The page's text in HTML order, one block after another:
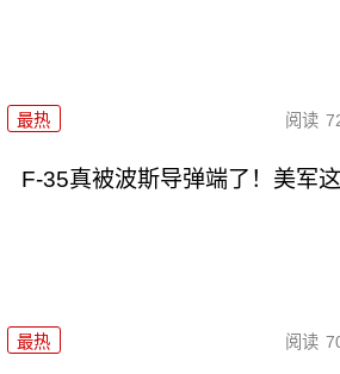
最热 阅读
F-35真被波斯导弹端了！美军
最热 阅读